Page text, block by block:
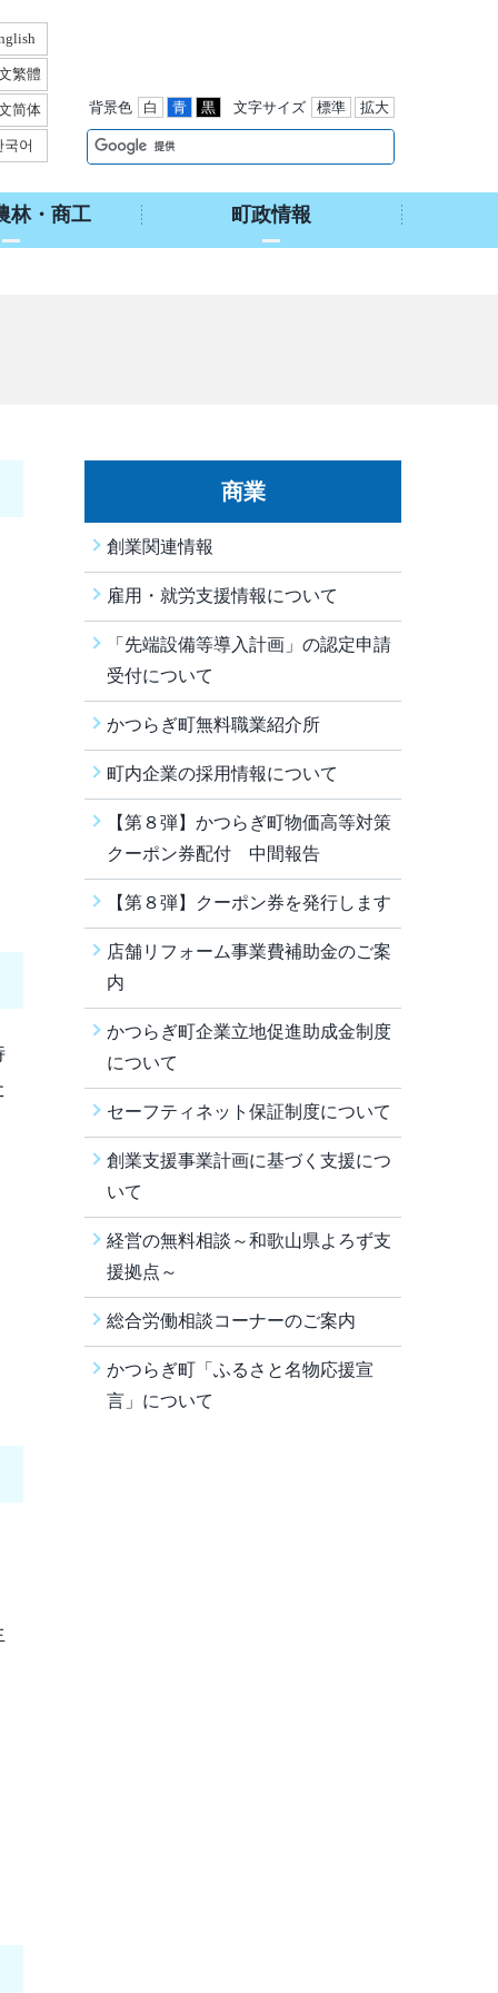
繁體
简体
국어
背景色 白 青 黒 文字サイズ 標準 拡大
林・商工 町政情報
商業
創業関連情報
雇用・就労支援情報について
「先端設備等導入計画」の認定申請
受付について
かつらぎ町無料職業紹介所
町内企業の採用情報について
【第８弾】かつらぎ町物価高等対策
クーポン券配付 中間報告
【第８弾】クーポン券を発行します
店舗リフォーム事業費補助金のご案
内
かつらぎ町企業立地促進助成金制度
について
セーフティネット保証制度について
創業支援事業計画に基づく支援につ
いて
経営の無料相談～和歌山県よろず支
援拠点～
総合労働相談コーナーのご案内
かつらぎ町「ふるさと名物応援宣
言」について